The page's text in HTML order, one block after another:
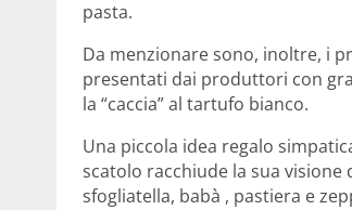
pasta.
Da menzionare sono, inoltre, i
presentati dai produttori con
la “caccia” al tartufo bianco.
Una piccola idea regalo
scatolo racchiude la sua
sfogliatella, babà , pastiera e